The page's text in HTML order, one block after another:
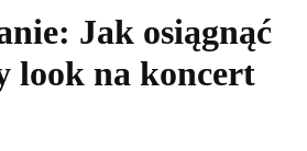
Jak osiągnąć
look na koncert